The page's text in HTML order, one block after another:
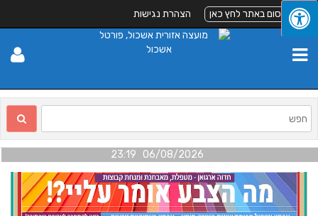
כאן הצהרת נגישות